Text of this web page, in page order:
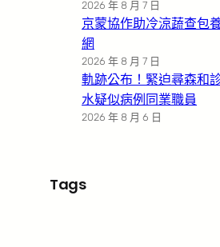
2026 年 8 月 7 日
京蒙協作助冷涼蔬查包
網
2026 年 8 月 7 日
軌跡公布！緊迫尋森和
水疑似病例同業職員
2026 年 8 月 6 日
Tags